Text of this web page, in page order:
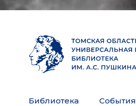
Библиотека События